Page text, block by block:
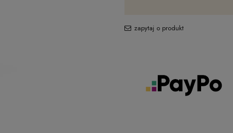
zapytaj o produkt